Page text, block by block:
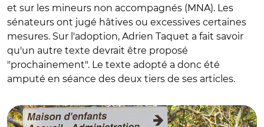
et sur les mineurs non accompagnés (MNA). Les
sénateurs ont jugé hâtives ou excessives certaines
mesures. Sur l'adoption, Adrien Taquet a fait savoir
qu'un autre texte devrait être proposé
"prochainement". Le texte adopté a donc été
amputé en séance des deux tiers de ses articles.